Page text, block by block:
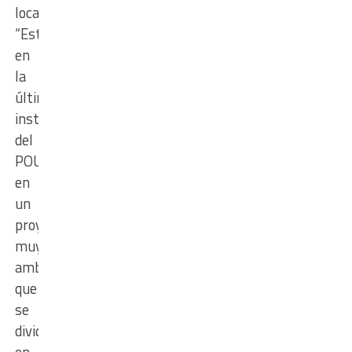
localidad.
“Estamos
en
la
última
instancia
del
POU,
en
un
proyecto
muy
ambicioso
que
se
dividió